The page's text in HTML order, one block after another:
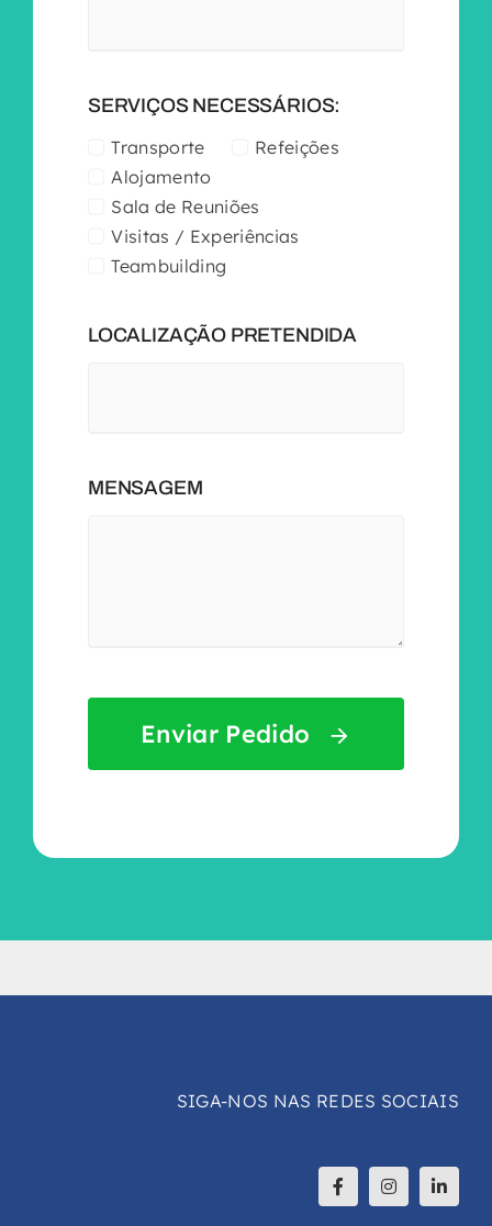
SERVIÇOS NECESSÁRIOS:
Transporte
Refeições
Alojamento
Sala de Reuniões
Visitas / Experiências
Teambuilding
LOCALIZAÇÃO PRETENDIDA
MENSAGEM
Enviar Pedido
SIGA-NOS NAS REDES SOCIAIS